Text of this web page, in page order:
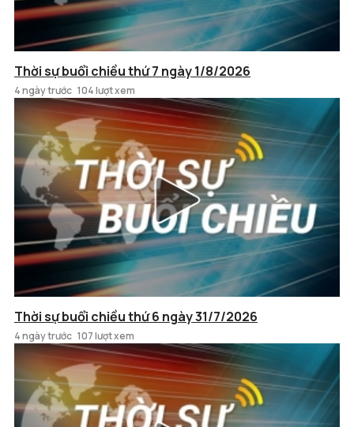
Thời sự buổi chiều thứ 7 ngày 1/8/2026
4 ngày trước 104 lượt xem
Thời sự buổi chiều thứ 6 ngày 31/7/2026
4 ngày trước 107 lượt xem